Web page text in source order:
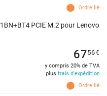
Ordre lié
PCIE M.2 pour Lenovo
Ordre lié
6756€
y compris 20% de TVA
plus frais d'expédition